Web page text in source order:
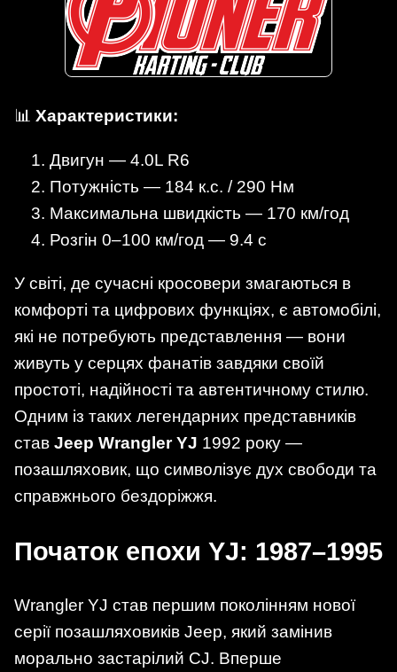
📊 Характеристики:
Двигун — 4.0L R6
Потужність — 184 к.с. / 290 Нм
Максимальна швидкість — 170 км/год
Розгін 0–100 км/год — 9.4 с
У світі, де сучасні кросовери змагаються в
комфорті та цифрових функціях, є автомобілі,
які не потребують представлення — вони
живуть у серцях фанатів завдяки своїй
простоті, надійності та автентичному стилю.
Одним із таких легендарних представників
став Jeep Wrangler YJ 1992 року —
позашляховик, що символізує дух свободи та
справжнього бездоріжжя.
Початок епохи YJ: 1987–1995
Wrangler YJ став першим поколінням нової
серії позашляховиків Jeep, який замінив
морально застарілий CJ. Вперше